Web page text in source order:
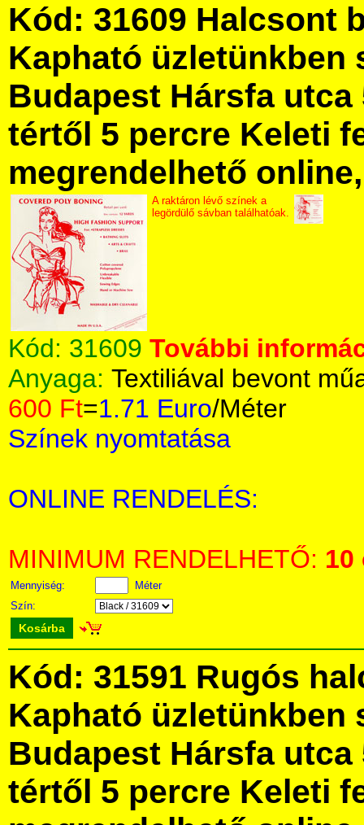
Kód: 31609 Halcsont
Kapható üzletünkben
Budapest Hársfa utca
tértől 5 percre Keleti
megrendelhető
A raktáron lévő színek a
legördülő sávban találhatóak.
Kód: 31609 További
Anyaga: Textiliával bevont
600 Ft=1.71 Euro/Méter
Színek nyomtatása
ONLINE RENDELÉS:
MINIMUM RENDELHETŐ: 10
Mennyiség:
Méter
Szín:
Kosárba
Kód: 31591 Rugós
Kapható üzletünkben
Budapest Hársfa utca
tértől 5 percre Keleti